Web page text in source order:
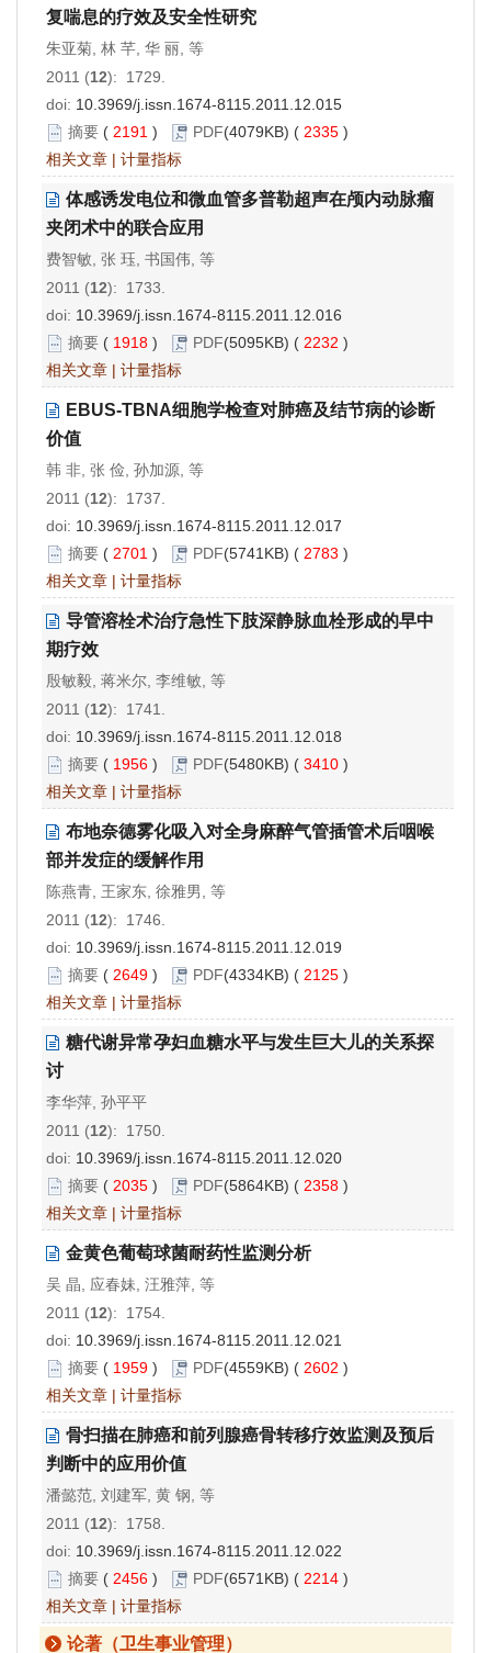
复喘息的疗效及安全性研究
朱亚菊, 林 芊, 华 丽, 等
2011 (12): 1729.
doi: 10.3969/j.issn.1674-8115.2011.12.015
摘要 ( 2191 ) PDF(4079KB) ( 2335 )
相关文章 | 计量指标
体感诱发电位和微血管多普勒超声在颅内动脉瘤
夹闭术中的联合应用
费智敏, 张 珏, 书国伟, 等
2011 (12): 1733.
doi: 10.3969/j.issn.1674-8115.2011.12.016
摘要 ( 1918 ) PDF(5095KB) ( 2232 )
相关文章 | 计量指标
EBUS-TBNA细胞学检查对肺癌及结节病的诊断
价值
韩 非, 张 俭, 孙加源, 等
2011 (12): 1737.
doi: 10.3969/j.issn.1674-8115.2011.12.017
摘要 ( 2701 ) PDF(5741KB) ( 2783 )
相关文章 | 计量指标
导管溶栓术治疗急性下肢深静脉血栓形成的早中
期疗效
殷敏毅, 蒋米尔, 李维敏, 等
2011 (12): 1741.
doi: 10.3969/j.issn.1674-8115.2011.12.018
摘要 ( 1956 ) PDF(5480KB) ( 3410 )
相关文章 | 计量指标
布地奈德雾化吸入对全身麻醉气管插管术后咽喉
部并发症的缓解作用
陈燕青, 王家东, 徐雅男, 等
2011 (12): 1746.
doi: 10.3969/j.issn.1674-8115.2011.12.019
摘要 ( 2649 ) PDF(4334KB) ( 2125 )
相关文章 | 计量指标
糖代谢异常孕妇血糖水平与发生巨大儿的关系探
讨
李华萍, 孙平平
2011 (12): 1750.
doi: 10.3969/j.issn.1674-8115.2011.12.020
摘要 ( 2035 ) PDF(5864KB) ( 2358 )
相关文章 | 计量指标
金黄色葡萄球菌耐药性监测分析
吴 晶, 应春妹, 汪雅萍, 等
2011 (12): 1754.
doi: 10.3969/j.issn.1674-8115.2011.12.021
摘要 ( 1959 ) PDF(4559KB) ( 2602 )
相关文章 | 计量指标
骨扫描在肺癌和前列腺癌骨转移疗效监测及预后
判断中的应用价值
潘懿范, 刘建军, 黄 钢, 等
2011 (12): 1758.
doi: 10.3969/j.issn.1674-8115.2011.12.022
摘要 ( 2456 ) PDF(6571KB) ( 2214 )
相关文章 | 计量指标
论著（卫生事业管理）